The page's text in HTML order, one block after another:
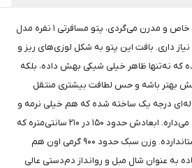
اگه دنبال یه پتوی نرم با بافت خاص و مدرن می‌گردی، پتو مسافرتی ۱ نفره مدل
داری. بافت این پتو به شکل لوزی‌های ریز و
که نه‌تنها ظاهر خیلی شیکی بهش داده، بلکه
بهتر باشه و حس لطافت بیشتری منتقل
درجه یک ساخته شده که هم خیلی نرمه و
هم بدنه رو به خوبی گرم نگه می‌داره. ابعادش حدود ۱۵۰ در ۲۱۰ سانتی‌متره که
برای تخت‌های یک‌نفره کاملاً استاندارده. وزن سبک حدود ۹۰۰ گرمی اون هم
به عنوان شال مبل و روانداز دم‌دستی عالی